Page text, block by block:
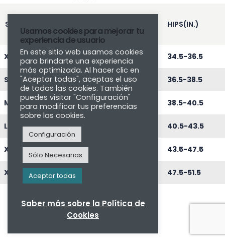
SIZE HIPS(IN.)
XS 34-36 27-29 34.5-36.5
S 36-38 29-31 36.5-38.5
M 38-40 31-33 38.5-40.5
L 40-42 40.5-43.5
XL 42-45 43.5-47.5
XXL 45-48 47.5-51.5
Usamos cookies para mejorar tu
experiencia de usuario
En este sitio web usamos cookies
para brindarte una experiencia
más optimizada. Al hacer clic en
"Aceptar todas", aceptas el uso
de todas las cookies. También
puedes visitar "Configuración"
para modificar tus preferencias
sobre las cookies.
Configuración
Sólo Necesarias
Aceptar todas
Saber más sobre la Política de
Cookies